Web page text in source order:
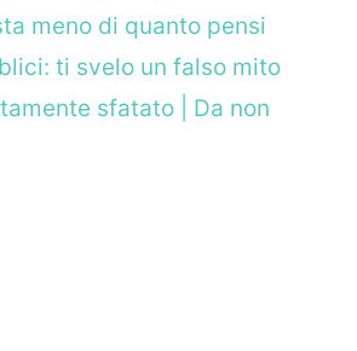
meno di quanto pensi
ti svelo un falso mito
sfatato | Da non